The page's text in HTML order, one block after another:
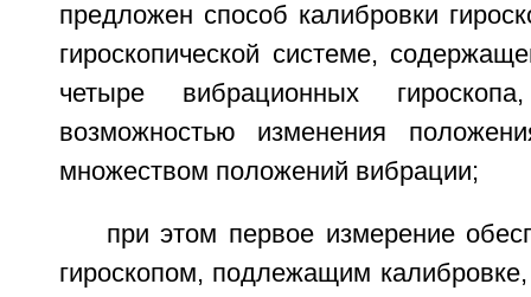
предложен способ калибровки
гироскопической системе,
четыре вибрационных
возможностью изменения
множеством положений вибрации;
при этом первое измерение
гироскопом, подлежащим